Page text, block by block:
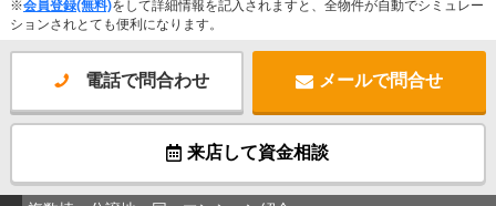
※会員登録(無料)をして詳細情報を記入されますと、全物件が自動でシミュレー
ションされとても便利になります。
電話で問合わせ メールで問合せ
来店して資金相談